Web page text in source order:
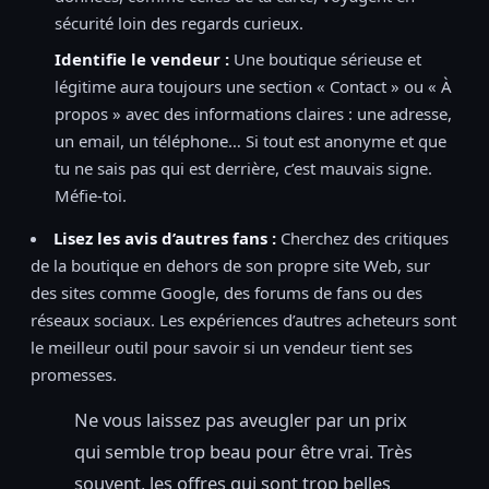
sécurité loin des regards curieux.
Identifie le vendeur : Une boutique sérieuse et
légitime aura toujours une section « Contact » ou « À
propos » avec des informations claires : une adresse,
un email, un téléphone… Si tout est anonyme et que
tu ne sais pas qui est derrière, c’est mauvais signe.
Méfie-toi.
Lisez les avis d’autres fans : Cherchez des critiques
de la boutique en dehors de son propre site Web, sur
des sites comme Google, des forums de fans ou des
réseaux sociaux. Les expériences d’autres acheteurs sont
le meilleur outil pour savoir si un vendeur tient ses
promesses.
Ne vous laissez pas aveugler par un prix
qui semble trop beau pour être vrai. Très
souvent, les offres qui sont trop belles